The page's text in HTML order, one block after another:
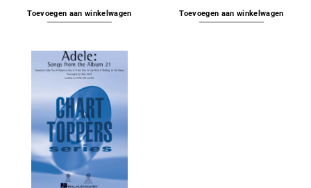
Toevoegen aan winkelwagen Toevoegen aan winkelwagen